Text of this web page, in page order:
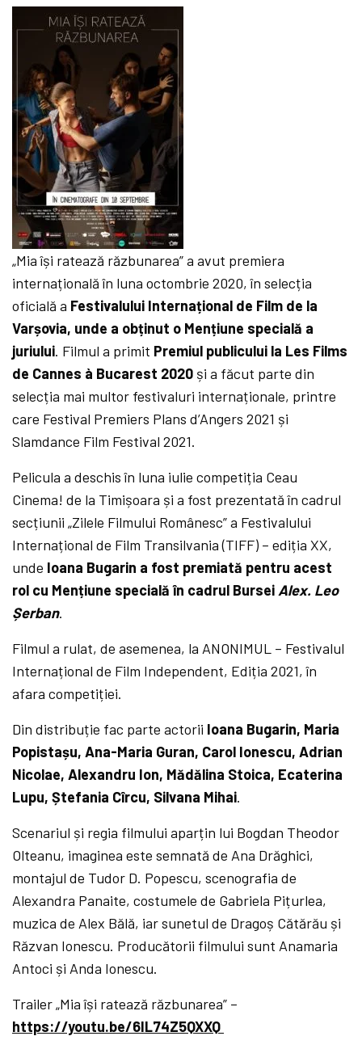
„Mia își ratează răzbunarea” a avut premiera
internațională în luna octombrie 2020, în selecția
oficială a Festivalului Internațional de Film de la
Varșovia, unde a obținut o Mențiune specială a
juriului. Filmul a primit Premiul publicului la Les Films
de Cannes à Bucarest 2020 și a făcut parte din
selecția mai multor festivaluri internaționale, printre
care Festival Premiers Plans d’Angers 2021 și
Slamdance Film Festival 2021.
Pelicula a deschis în luna iulie competiția Ceau
Cinema! de la Timișoara și a fost prezentată în cadrul
secțiunii „Zilele Filmului Românesc” a Festivalului
Internațional de Film Transilvania (TIFF) – ediția XX,
unde Ioana Bugarin a fost premiată pentru acest
rol cu Mențiune specială în cadrul Bursei Alex. Leo
Șerban.
Filmul a rulat, de asemenea, la ANONIMUL – Festivalul
Internațional de Film Independent, Ediția 2021, în
afara competiției.
Din distribuție fac parte actorii Ioana Bugarin, Maria
Popistașu, Ana-Maria Guran, Carol Ionescu, Adrian
Nicolae, Alexandru Ion, Mădălina Stoica, Ecaterina
Lupu, Ștefania Cîrcu, Silvana Mihai.
Scenariul și regia filmului aparțin lui Bogdan Theodor
Olteanu, imaginea este semnată de Ana Drăghici,
montajul de Tudor D. Popescu, scenografia de
Alexandra Panaite, costumele de Gabriela Pițurlea,
muzica de Alex Bălă, iar sunetul de Dragoș Cătărău și
Răzvan Ionescu. Producătorii filmului sunt Anamaria
Antoci și Anda Ionescu.
Trailer „Mia își ratează răzbunarea” –
https://youtu.be/6IL74Z5QXXQ